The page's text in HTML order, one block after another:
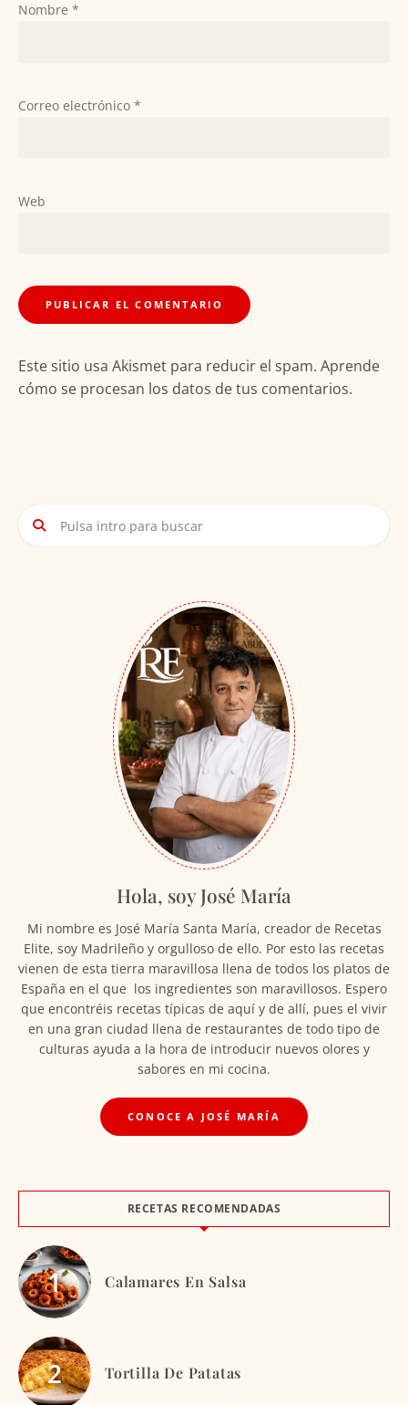
Nombre *
Correo electrónico *
Web
Este sitio usa Akismet para reducir el spam. Aprende
cómo se procesan los datos de tus comentarios.
Hola, soy José María
Mi nombre es José María Santa María, creador de Recetas
Elite, soy Madrileño y orgulloso de ello. Por esto las recetas
vienen de esta tierra maravillosa llena de todos los platos de
España en el que los ingredientes son maravillosos. Espero
que encontréis recetas típicas de aquí y de allí, pues el vivir
en una gran ciudad llena de restaurantes de todo tipo de
culturas ayuda a la hora de introducir nuevos olores y
sabores en mi cocina.
CONOCE A JOSÉ MARÍA
RECETAS RECOMENDADAS
Calamares En Salsa
Tortilla De Patatas